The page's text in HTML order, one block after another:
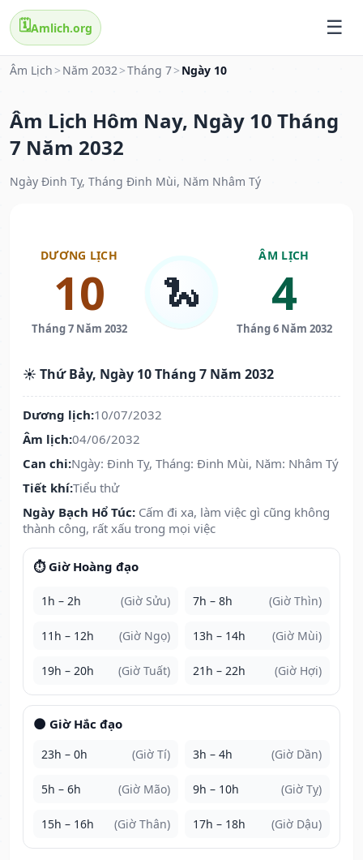
🗓️Amlich.org
Âm Lịch > Năm 2032>Tháng 7> Ngày 10
Âm Lịch Hôm Nay, Ngày 10 Tháng
7 Năm 2032
Ngày Đinh Tỵ, Tháng Đinh Mùi, Năm Nhâm Tý
DƯƠNG LỊCH
10
Tháng 7 Năm 2032
🐍
ÂM LỊCH
4
Tháng 6 Năm 2032
☀️ Thứ Bảy, Ngày 10 Tháng 7 Năm 2032
Dương lịch:10/07/2032
Âm lịch:04/06/2032
Can chi:Ngày: Đinh Tỵ, Tháng: Đinh Mùi, Năm: Nhâm Tý
Tiết khí:Tiểu thử
Ngày Bạch Hổ Túc: Cấm đi xa, làm việc gì cũng không
thành công, rất xấu trong mọi việc
⏱️ Giờ Hoàng đạo
1h – 2h (Giờ Sửu) 7h – 8h (Giờ Thìn)
11h – 12h (Giờ Ngọ) 13h – 14h (Giờ Mùi)
19h – 20h (Giờ Tuất) 21h – 22h (Giờ Hợi)
🌑 Giờ Hắc đạo
23h – 0h (Giờ Tí) 3h – 4h (Giờ Dần)
5h – 6h (Giờ Mão) 9h – 10h (Giờ Tỵ)
15h – 16h (Giờ Thân) 17h – 18h (Giờ Dậu)